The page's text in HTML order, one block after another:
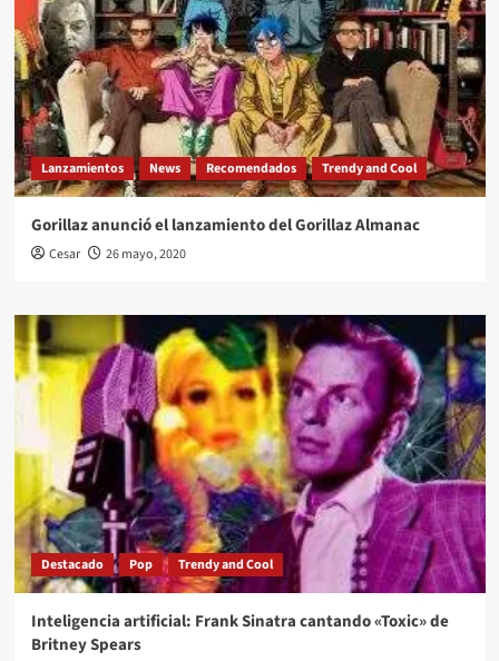
Lanzamientos News Recomendados Trendy and Cool
Gorillaz anunció el lanzamiento del Gorillaz Almanac
Cesar 26 mayo, 2020
Destacado Pop Trendy and Cool
Inteligencia artificial: Frank Sinatra cantando «Toxic» de
Britney Spears